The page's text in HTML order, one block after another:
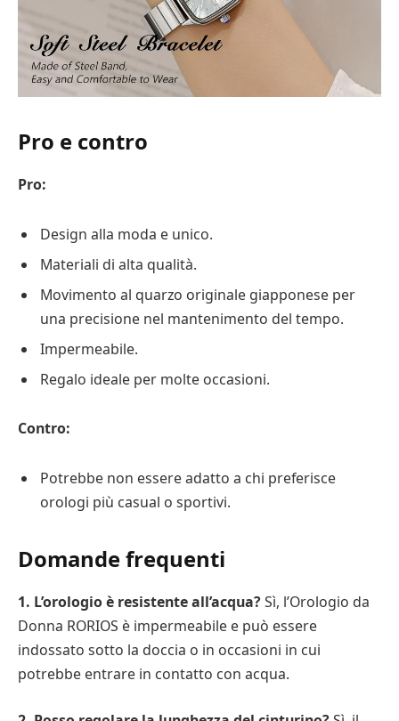
Pro e contro
Pro:
Design alla moda e unico.
Materiali di alta qualità.
Movimento al quarzo originale giapponese per
una precisione nel mantenimento del tempo.
Impermeabile.
Regalo ideale per molte occasioni.
Contro:
Potrebbe non essere adatto a chi preferisce
orologi più casual o sportivi.
Domande frequenti
1. L’orologio è resistente all’acqua?Sì, l’Orologio da
Donna RORIOS è impermeabile e può essere
indossato sotto la doccia o in occasioni in cui
potrebbe entrare in contatto con acqua.